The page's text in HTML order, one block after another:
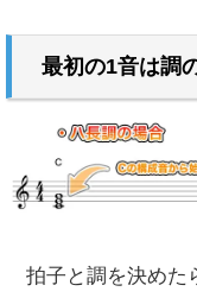
最初の1音は調
拍子と調を決めた